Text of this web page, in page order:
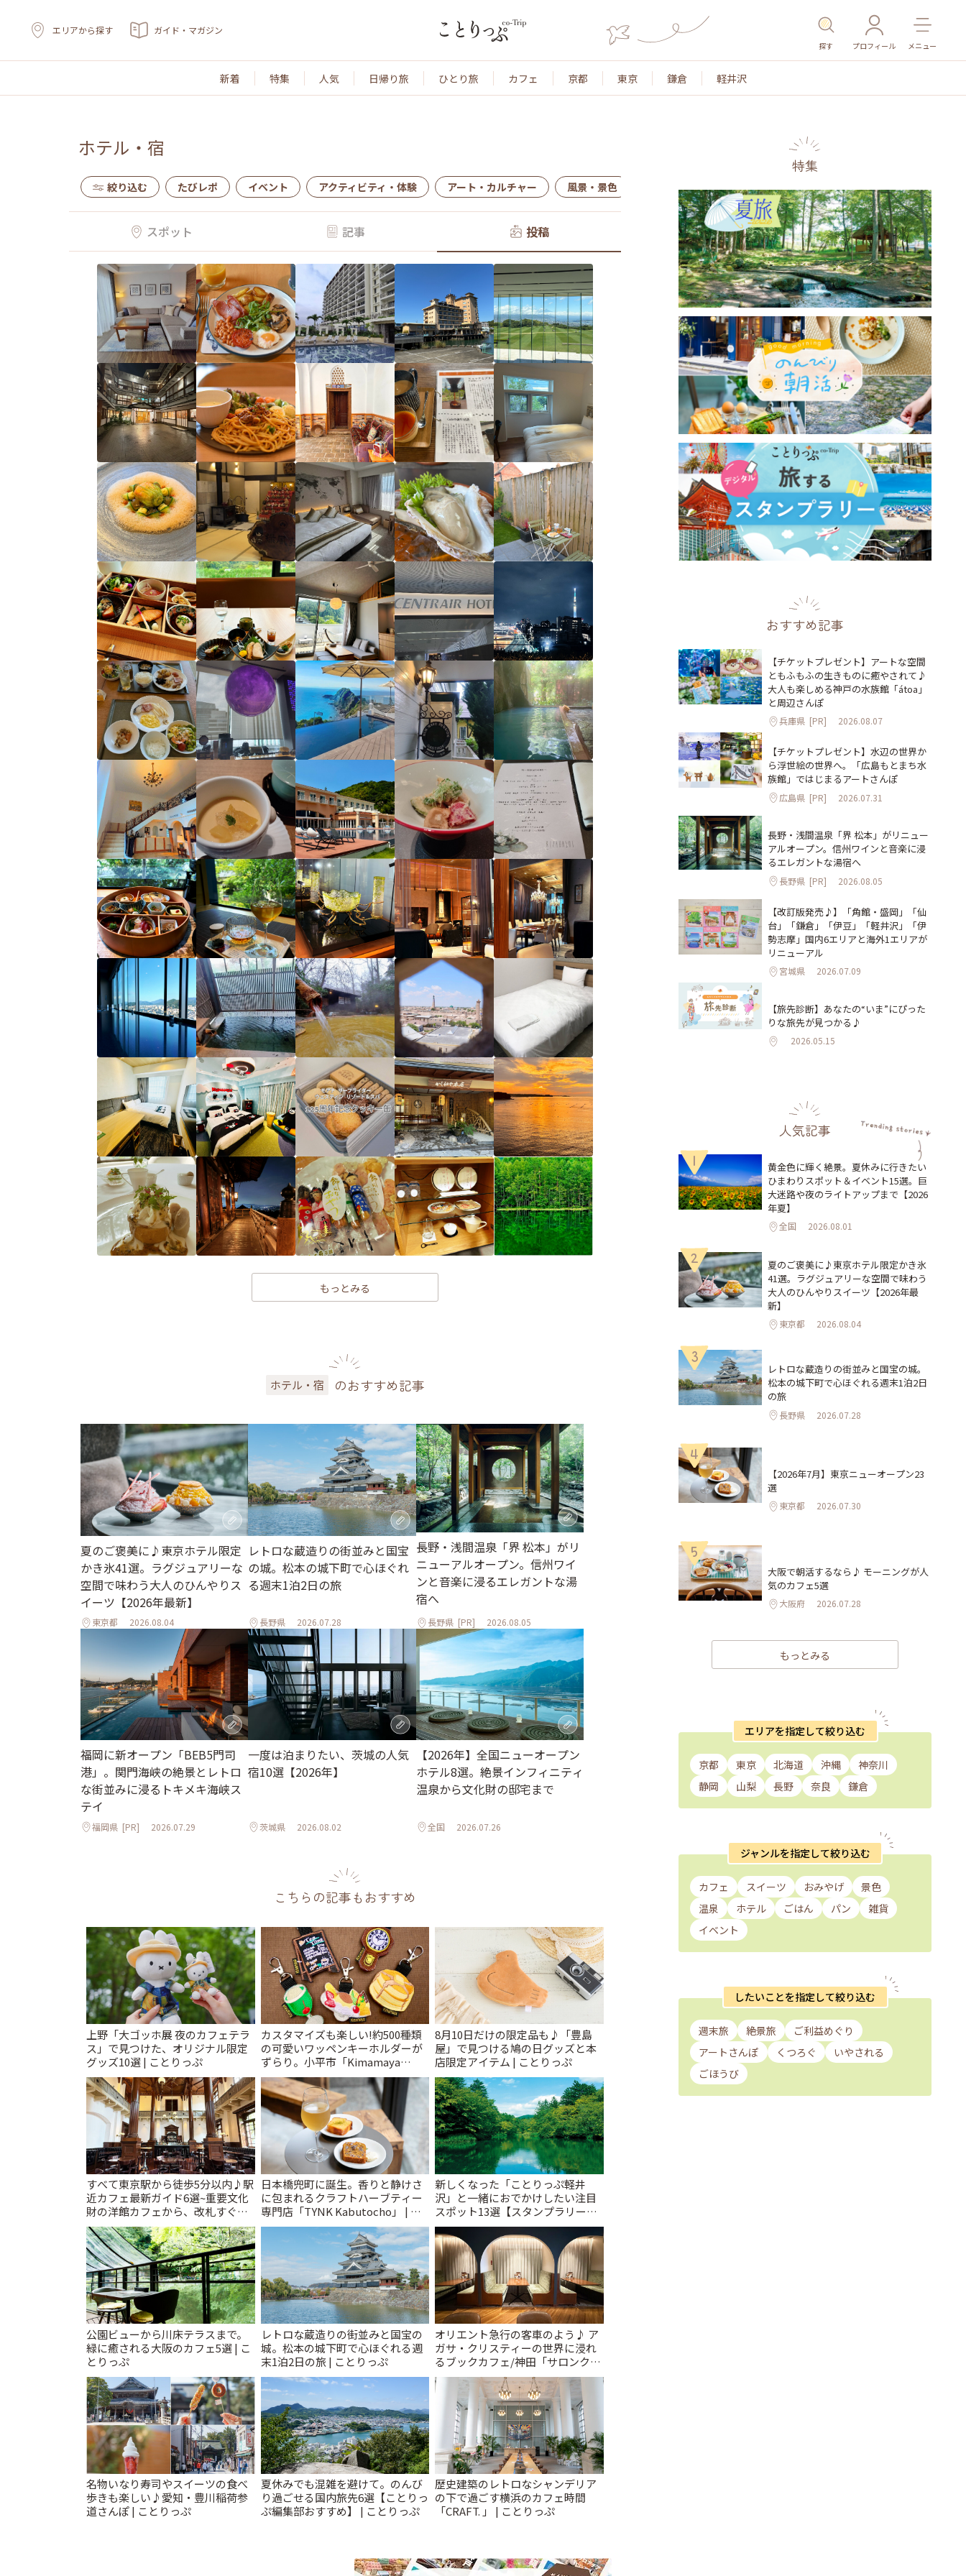
エリアから探す ガイド・マガジン
探す プロフィール メニュー
新着 特集 人気 日帰り旅 ひとり旅 カフェ 京都 東京 鎌倉 軽井沢
ホテル・宿
絞り込む たびレポ イベント アクティビティ・体験 アート・カルチャー 風景・景色 名所・旧跡 温泉・スパ その他施設 ごはん
スポット 記事 投稿
もっとみる
ホテル・宿 のおすすめ記事
夏のご褒美に♪東京ホテル限定
かき氷41選。ラグジュアリーな
空間で味わう大人のひんやりス
イーツ【2026年最新】
東京都 2026.08.04
レトロな蔵造りの街並みと国宝
の城。松本の城下町で心ほぐれ
る週末1泊2日の旅
長野県 2026.07.28
長野・浅間温泉「界 松本」がリ
ニューアルオープン。信州ワイ
ンと音楽に浸るエレガントな湯
宿へ
長野県[PR] 2026.08.05
福岡に新オープン「BEB5門司
港」。関門海峡の絶景とレトロ
な街並みに浸るトキメキ海峡ス
テイ
福岡県 [PR] 2026.07.29
一度は泊まりたい、茨城の人気
宿10選【2026年】
茨城県 2026.08.02
【2026年】全国ニューオープン
ホテル8選。絶景インフィニティ
温泉から文化財の邸宅まで
全国 2026.07.26
こちらの記事もおすすめ
上野「大ゴッホ展 夜のカフェテラ
ス」で見つけた、オリジナル限定
グッズ10選 | ことりっぷ
カスタマイズも楽しい!約500種類
の可愛いワッペンキーホルダーが
ずらり。小平市「Kimamaya
T&K」 | ことりっぷ
8月10日だけの限定品も♪「豊島
屋」で見つける鳩の日グッズと本
店限定アイテム | ことりっぷ
すべて東京駅から徒歩5分以内♪駅
近カフェ最新ガイド6選~重要文化
財の洋館カフェから、改札すぐの
レトロ喫茶まで~ | ことりっぷ
日本橋兜町に誕生。香りと静けさ
に包まれるクラフトハーブティー
専門店「TYNK Kabutocho」 | こ
とりっぷ
新しくなった「ことりっぷ軽井
沢」と一緒におでかけしたい注目
スポット13選【スタンプラリー開
催中】 | ことりっぷ
公園ビューから川床テラスまで。
緑に癒される大阪のカフェ5選 | こ
とりっぷ
レトロな蔵造りの街並みと国宝の
城。松本の城下町で心ほぐれる週
末1泊2日の旅 | ことりっぷ
オリエント急行の客車のよう♪ ア
ガサ・クリスティーの世界に浸れ
るブックカフェ/神田「サロンクリ
スティ」 | ことりっぷ
名物いなり寿司やスイーツの食べ
歩きも楽しい♪愛知・豊川稲荷参
道さんぽ | ことりっぷ
夏休みでも混雑を避けて。のんび
り過ごせる国内旅先6選【ことりっ
ぷ編集部おすすめ】 | ことりっぷ
歴史建築のレトロなシャンデリア
の下で過ごす横浜のカフェ時間
「CRAFT. 」 | ことりっぷ
特集
おすすめ記事
【チケットプレゼント】アートな空間
ともふもふの生きものに癒やされて♪
大人も楽しめる神戸の水族館「átoa」
と周辺さんぽ
兵庫県 [PR] 2026.08.07
【チケットプレゼント】水辺の世界か
ら浮世絵の世界へ。「広島もとまち水
族館」ではじまるアートさんぽ
広島県 [PR] 2026.07.31
長野・浅間温泉「界 松本」がリニュー
アルオープン。信州ワインと音楽に浸
るエレガントな湯宿へ
長野県 [PR] 2026.08.05
【改訂版発売♪】「角館・盛岡」「仙
台」「鎌倉」「伊豆」「軽井沢」「伊
勢志摩」国内6エリアと海外1エリアが
リニューアル
宮城県 2026.07.09
【旅先診断】あなたの“いま”にぴった
りな旅先が見つかる♪
2026.05.15
人気記事
1
黄金色に輝く絶景。夏休みに行きたい
ひまわりスポット＆イベント15選。巨
大迷路や夜のライトアップまで【2026
年夏】
全国 2026.08.01
2
夏のご褒美に♪東京ホテル限定かき氷
41選。ラグジュアリーな空間で味わう
大人のひんやりスイーツ【2026年最
新】
東京都 2026.08.04
3
レトロな蔵造りの街並みと国宝の城。
松本の城下町で心ほぐれる週末1泊2日
の旅
長野県 2026.07.28
4
【2026年7月】東京ニューオープン23
選
東京都 2026.07.30
5
大阪で朝活するなら♪ モーニングが人
気のカフェ5選
大阪府 2026.07.28
もっとみる
エリアを指定して絞り込む
京都 東京 北海道 沖縄
神奈川
静岡
山梨 長野 奈良 鎌倉
ジャンルを指定して絞り込む
カフェ スイーツ おみやげ
景色
温泉
ホテル ごはん パン
雑貨
イベント
したいことを指定して絞り込む
週末旅 絶景旅
ご利益めぐり
アートさんぽ
くつろぐ
いやされる
ごほうび